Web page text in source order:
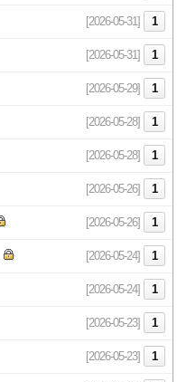
[2026-05-31] 1
[2026-05-31] 1
[2026-05-29] 1
[2026-05-28] 1
[2026-05-28] 1
[2026-05-26] 1
[2026-05-26] 1
[2026-05-24] 1
[2026-05-24] 1
[2026-05-23] 1
[2026-05-23] 1